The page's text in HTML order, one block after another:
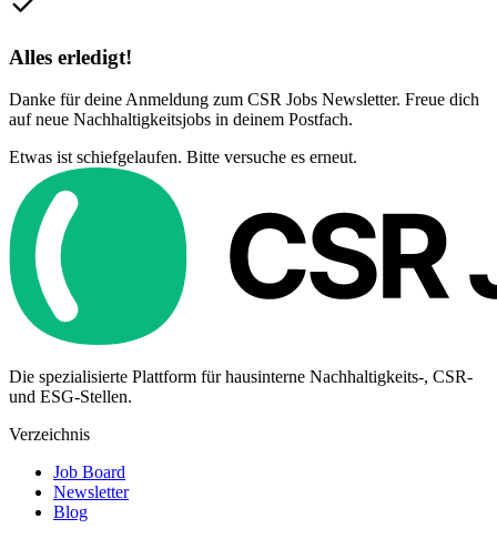
Alles erledigt!
Danke für deine Anmeldung zum CSR Jobs Newsletter. Freue dich
auf neue Nachhaltigkeitsjobs in deinem Postfach.
Etwas ist schiefgelaufen. Bitte versuche es erneut.
Die spezialisierte Plattform für hausinterne Nachhaltigkeits-, CSR-
und ESG-Stellen.
Verzeichnis
Job Board
Newsletter
Blog